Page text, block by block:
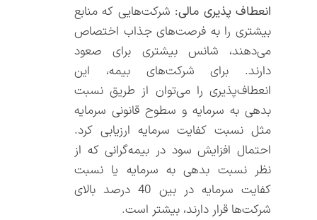
انعطاف پذیری مالی: شرکت‌هایی که منابع
بیشتری را به فرصت‌های جذاب اختصاص
می‌دهند، شانس بیشتری برای صعود
دارند. برای شرکت‌های بیمه، این
انعطاف‌پذیری را می‌توان از طریق نسبت
بدهی به سرمایه و سطوح قانونی سرمایه
مثل نسبت کفایت سرمایه ارزیابی کرد.
احتمال افزایش سود در بیمه‌گرانی که از
نظر نسبت بدهی به سرمایه یا نسبت
کفایت سرمایه در بین 40 درصد بالای
شرکت‌ها قرار دارند، بیشتر است.